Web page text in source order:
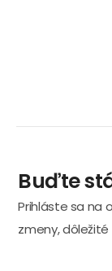
Buďte
Prihláste sa na
zmeny,